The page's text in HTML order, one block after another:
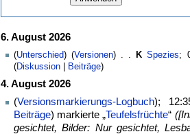
6. August 2026
(Unterschied) (Versionen) . . K Spezies‎;
(Diskussion| Beiträge)
4. August 2026
(Versionsmarkierungs-Logbuch);
Beiträge) markierte „Teufelsfrüchte“
gesichtet, Bilder: Nur gesichtet,